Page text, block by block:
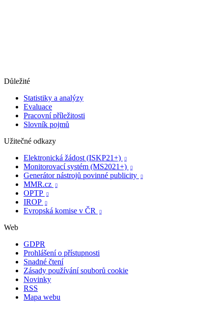
Důležité
Statistiky a analýzy
Evaluace
Pracovní příležitosti
Slovník pojmů
Užitečné odkazy
Elektronická žádost (ISKP21+)

Monitorovací systém (MS2021+) 
Generátor nástrojů povinné publicity 
MMR.cz 
OPTP 
IROP 
Evropská komise v ČR 
Web
GDPR
Prohlášení o přístupnosti
Snadné čtení
Zásady používání souborů cookie
Novinky
RSS
Mapa webu